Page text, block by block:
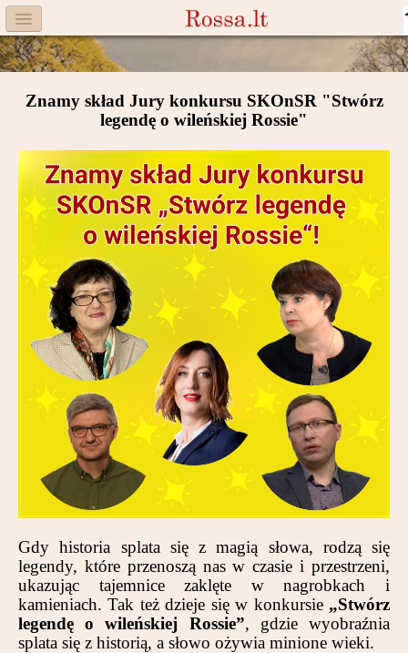
Menu
Facebook
Komitet
Aktualności
Książka
Moneta
Cegiełki
Rossa
Trasy
Darczyńcy
Partnerzy
Kontakt
Znamy skład Jury konkursu SKOnSR "Stwórz
legendę o wileńskiej Rossie"
Gdy historia splata się z magią słowa, rodzą się
legendy, które przenoszą nas w czasie i przestrzeni,
ukazując tajemnice zaklęte w nagrobkach i
kamieniach. Tak też dzieje się w konkursie „Stwórz
legendę o wileńskiej Rossie”, gdzie wyobraźnia
splata się z historią, a słowo ożywia minione wieki.